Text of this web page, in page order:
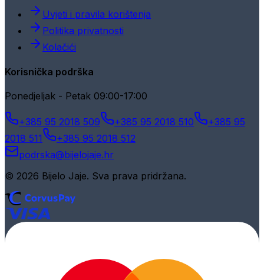
Uvjeti i pravila korištenja
Politika privatnosti
Kolačići
Korisnička podrška
Ponedjeljak - Petak 09:00-17:00
+385 95 2018 509 +385 95 2018 510
+385 95
2018 511
+385 95 2018 512
podrska@bijelojaje.hr
© 2026 Bijelo Jaje. Sva prava pridržana.